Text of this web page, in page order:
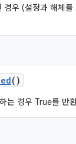
경우 (설정과 해체
()
는 경우 True를 반